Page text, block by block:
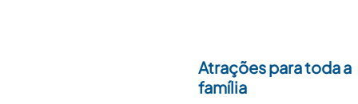
Atrações para toda a
família